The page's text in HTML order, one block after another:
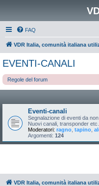
FAQ
VDR Italia, comunità italiana
EVENTI-CANALI
Regole del forum
Eventi-canali
Segnalazione di eventi da non
Nuovi canali, transponder etc.
Moderatori: ragno tapino
Argomenti: 124
VDR Italia, comunità italiana